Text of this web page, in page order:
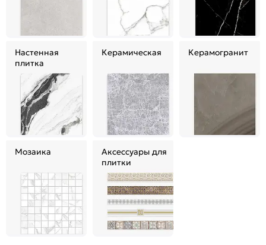
Настенная
плитка
Керамическая Керамогранит
Мозаика
Аксессуары для
плитки